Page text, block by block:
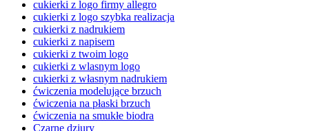
cukierki z logo firmy allegro
cukierki z logo szybka realizacja
cukierki z nadrukiem
cukierki z napisem
cukierki z twoim logo
cukierki z wlasnym logo
cukierki z własnym nadrukiem
ćwiczenia modelujące brzuch
ćwiczenia na płaski brzuch
ćwiczenia na smukłe biodra
Czarne dziury